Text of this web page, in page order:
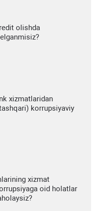
olishda
xizmatlaridan
korrupsiyaviy
xizmat
oid holatlar